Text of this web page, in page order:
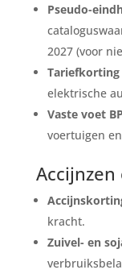
Pseudo-
2027 (voor
elektrische
Vaste voet
voertuigen
kracht.
Zuivel- en